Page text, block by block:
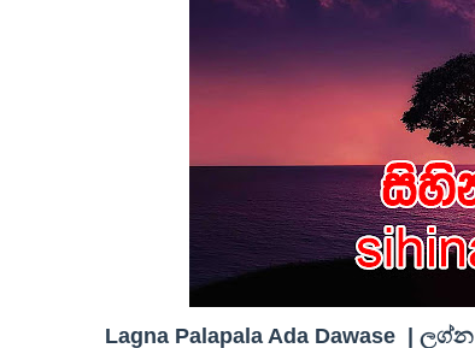
Lagna Palapala Ada Dawase | ලග්න